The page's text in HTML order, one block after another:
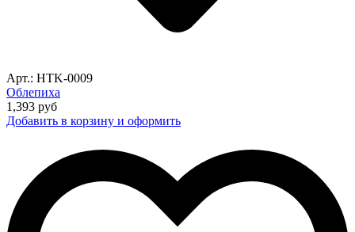
Арт.: HTK-0009
Облепиха
1,393 руб
Добавить в корзину и оформить